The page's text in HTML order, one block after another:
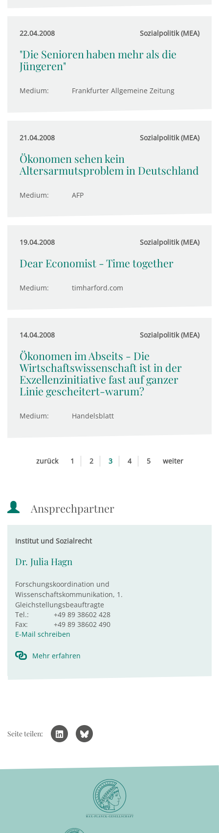
22.04.2008 Sozialpolitik (MEA)
"Die Senioren haben mehr als die
Jüngeren"
Medium: Frankfurter Allgemeine Zeitung
21.04.2008 Sozialpolitik (MEA)
Ökonomen sehen kein
Altersarmutsproblem in Deutschland
Medium: AFP
19.04.2008 Sozialpolitik (MEA)
Dear Economist - Time together
Medium: timharford.com
14.04.2008 Sozialpolitik (MEA)
Ökonomen im Abseits - Die
Wirtschaftswissenschaft ist in der
Exzellenzinitiative fast auf ganzer
Linie gescheitert-warum?
Medium: Handelsblatt
zurück 1 2 3 4 5 weiter
Ansprechpartner
Institut und Sozialrecht
Dr. Julia Hagn
Forschungskoordination und
Wissenschaftskommunikation, 1.
Gleichstellungsbeauftragte
Tel.:
+49 89 38602 428
Fax:
+49 89 38602 490
E-Mail schreiben
Mehr erfahren
Seite teilen: